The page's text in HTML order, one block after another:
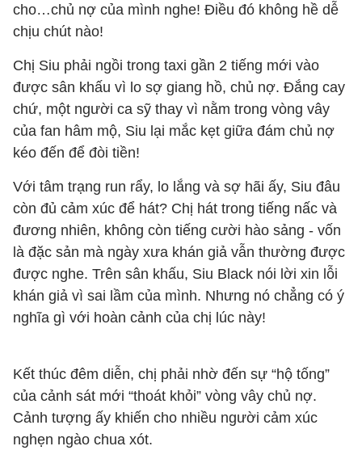
cho…chủ nợ của mình nghe! Điều đó không hề dễ
chịu chút nào!
Chị Siu phải ngồi trong taxi gần 2 tiếng mới vào
được sân khấu vì lo sợ giang hồ, chủ nợ. Đắng cay
chứ, một người ca sỹ thay vì nằm trong vòng vây
của fan hâm mộ, Siu lại mắc kẹt giữa đám chủ nợ
kéo đến để đòi tiền!
Với tâm trạng run rẩy, lo lắng và sợ hãi ấy, Siu đâu
còn đủ cảm xúc để hát? Chị hát trong tiếng nấc và
đương nhiên, không còn tiếng cười hào sảng - vốn
là đặc sản mà ngày xưa khán giả vẫn thường được
được nghe. Trên sân khấu, Siu Black nói lời xin lỗi
khán giả vì sai lầm của mình. Nhưng nó chẳng có ý
nghĩa gì với hoàn cảnh của chị lúc này!
Kết thúc đêm diễn, chị phải nhờ đến sự “hộ tống”
của cảnh sát mới “thoát khỏi” vòng vây chủ nợ.
Cảnh tượng ấy khiến cho nhiều người cảm xúc
nghẹn ngào chua xót.